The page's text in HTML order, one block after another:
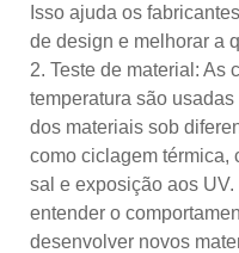
Isso ajuda os
de design e melhorar a
2. Teste de material: As
temperatura são
dos materiais sob
como ciclagem térmica,
sal e exposição aos
entender o
desenvolver novos